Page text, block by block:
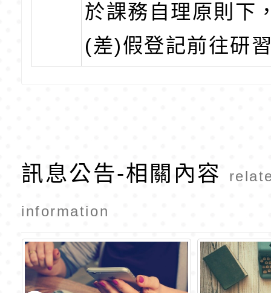
於課務自理原則下
(差)假登記前往研
訊息公告-相關內容
information